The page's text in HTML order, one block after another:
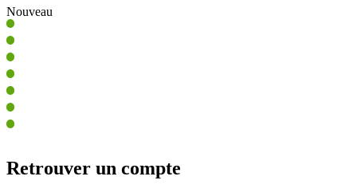
Nouveau
Retrouver un compte